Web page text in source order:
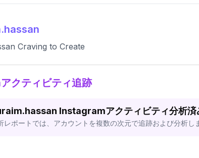
Craving to Create
クティビティ追跡
Instagramアクティビティ分析済
レポートでは、アカウントを複数の次元で追跡および分析し